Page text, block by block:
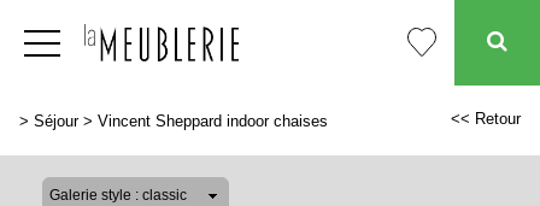
> Séjour> Vincent Sheppard indoor chaises << Retour